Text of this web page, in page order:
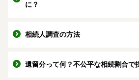
に？
相続人調査の方法
遺留分って何？不公平な相続割合で